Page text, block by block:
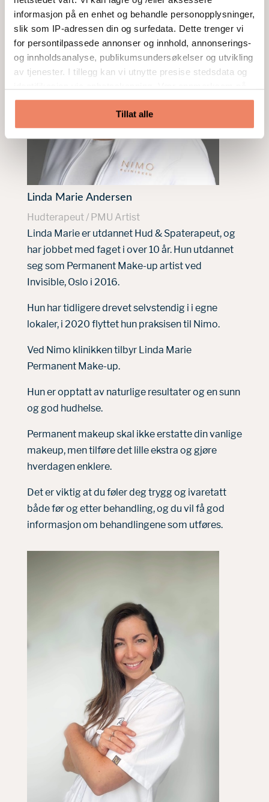
informasjon på en enhet og behandle personopplysninger,
slik som IP-adressen din og surfedata. Dette trenger vi
for persontilpassede annonser og innhold, annonserings-
og innholdsanalyse, publikumsundersøkelser og utvikling
av tjenester. I tillegg kan vi utnytte presise stedsdata og
at ditt samtykke også gjelder for alle underdomenene
våre. Når du har gitt tillatelse, vil det dukke opp en
flytende handlingsknapp nederst på skjermen din som lar
deg endre eller trekke tilbake samtykket ditt når som
helst. Vi respekterer dine valg og er forpliktet til å gi deg
en gjennomsiktig og sikker nettleseropplevelse.
Tillat alle
Linda Marie Andersen
Hudterapeut / PMU Artist
Linda Marie er utdannet Hud & Spaterapeut, og
har jobbet med faget i over 10 år. Hun utdannet
seg som Permanent Make-up artist ved
Invisible, Oslo i 2016.
Hun har tidligere drevet selvstendig i i egne
lokaler, i 2020 flyttet hun praksisen til Nimo.
Ved Nimo klinikken tilbyr Linda Marie
Permanent Make-up.
Hun er opptatt av naturlige resultater og en sunn
og god hudhelse.
Permanent makeup skal ikke erstatte din vanlige
makeup, men tilføre det lille ekstra og gjøre
hverdagen enklere.
Det er viktig at du føler deg trygg og ivaretatt
både før og etter behandling, og du vil få god
informasjon om behandlingene som utføres.